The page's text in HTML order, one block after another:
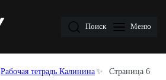
Поиск Меню
Рабочая тетрадь Калинина Страница 6